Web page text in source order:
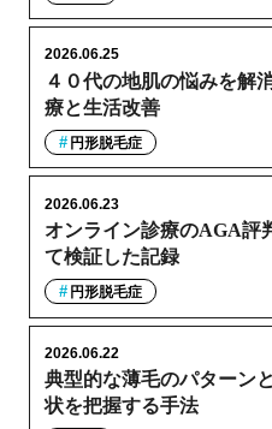
４０代の地肌の悩みを解
療と生活改善
2026.06.25
円形脱毛症
オンライン診療のAGA評
て検証した記録
2026.06.23
円形脱毛症
典型的な薄毛のパターン
状を把握する手法
2026.06.22